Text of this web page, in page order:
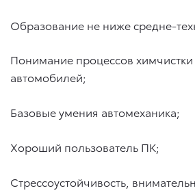
Образование не ниже средне-
Понимание процессов
автомобилей;
Базовые умения автомеханика;
Хороший пользователь ПК;
Стрессоустойчивость,